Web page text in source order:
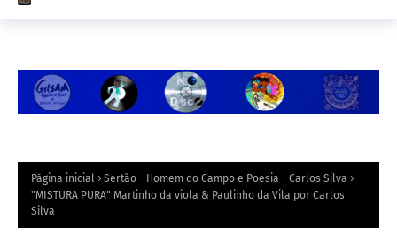
Cine Glauber Rocha
Página inicial
Sertão - Homem do Campo e Poesia - Carlos Silva
"MISTURA PURA" Martinho da viola & Paulinho da Vila por Carlos
Silva